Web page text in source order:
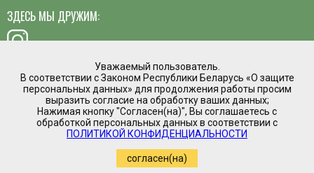
Уважаемый пользователь.
В соответствии с Законом Республики Беларусь «О защите
персональных данных» для продолжения работы просим
выразить согласие на обработку ваших данных;
Нажимая кнопку "Согласен(на)", Вы соглашаетесь с
обработкой персональных данных в соответствии с
ПОЛИТИКОЙ КОНФИДЕНЦИАЛЬНОСТИ
согласен(на)
ЗДЕСЬ МЫ ДРУЖИМ:
хотите предложить идею, похвалить сотрудника или
пожаловаться?
Написать директору
Интернет магазин временно приостановил